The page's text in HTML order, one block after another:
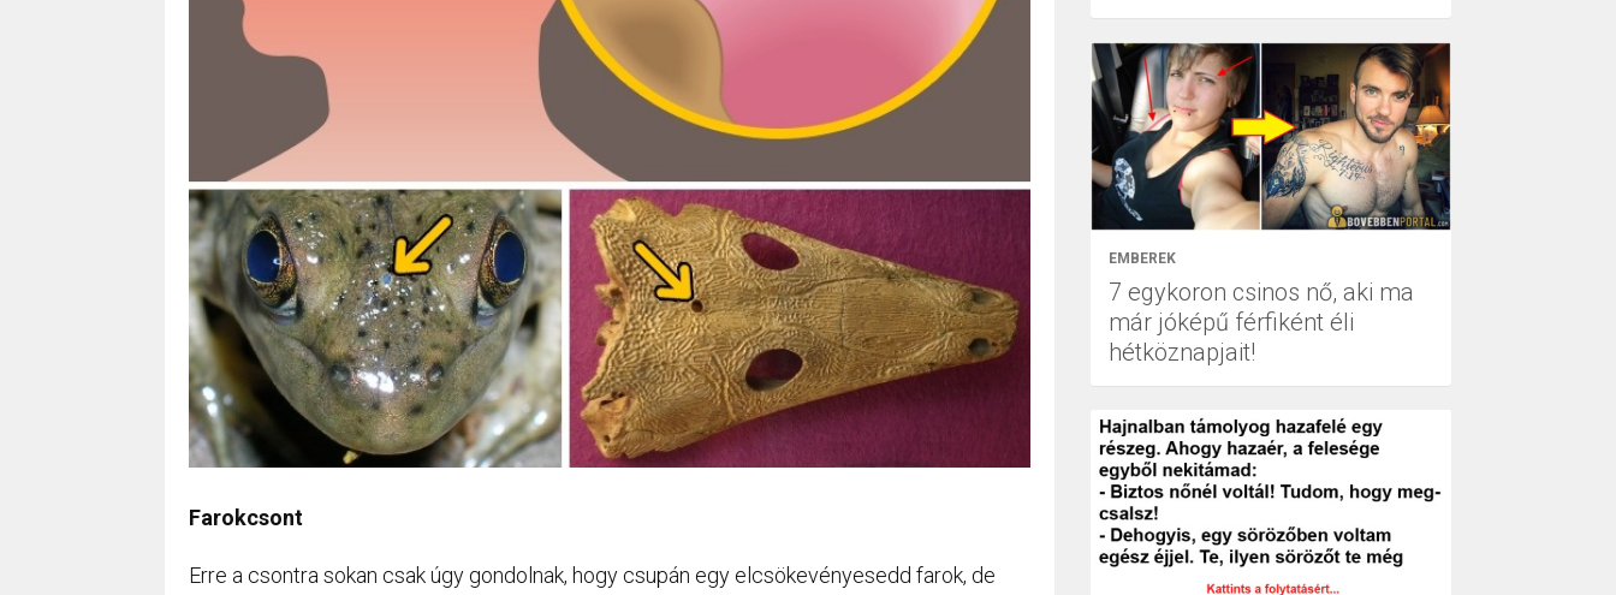
Farokcsont
Erre a csontra sokan csak úgy gondolnak, hogy csupán egy elcsökevényesedd farok, de
EMBEREK
7 egykoron csinos nő, aki ma
már jóképű férfiként éli
hétköznapjait!